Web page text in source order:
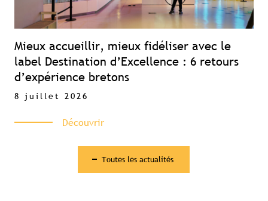
Mieux accueillir, mieux fidéliser avec le
label Destination d’Excellence : 6 retours
d’expérience bretons
8 juillet 2026
Découvrir
Toutes les actualités